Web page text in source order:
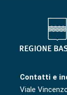
Contatti e
Viale